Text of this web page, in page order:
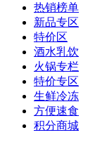
热销榜单
新品专区
特价区
酒水乳饮
火锅专栏
特价专区
生鲜冷冻
方便速食
积分商城